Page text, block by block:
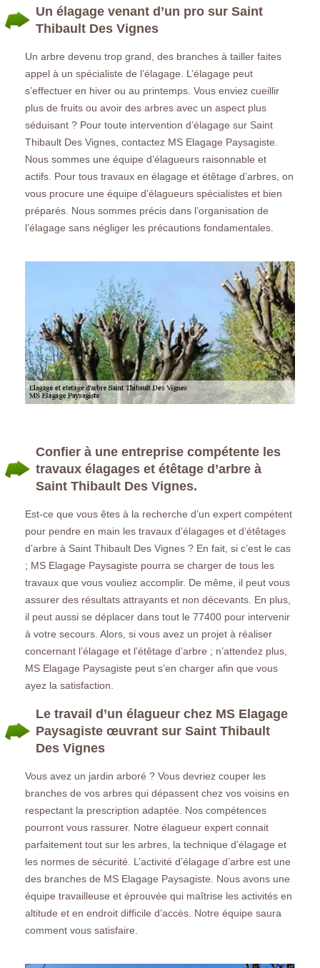
Un élagage venant d’un pro sur Saint
Thibault Des Vignes
Un arbre devenu trop grand, des branches à tailler faites
appel à un spécialiste de l’élagage. L’élagage peut
s’effectuer en hiver ou au printemps. Vous enviez cueillir
plus de fruits ou avoir des arbres avec un aspect plus
séduisant ? Pour toute intervention d’élagage sur Saint
Thibault Des Vignes, contactez MS Elagage Paysagiste.
Nous sommes une équipe d’élagueurs raisonnable et
actifs. Pour tous travaux en élagage et étêtage d’arbres, on
vous procure une équipe d’élagueurs spécialistes et bien
préparés. Nous sommes précis dans l’organisation de
l’élagage sans négliger les précautions fondamentales.
Confier à une entreprise compétente les
travaux élagages et étêtage d’arbre à
Saint Thibault Des Vignes.
Est-ce que vous êtes à la recherche d’un expert compétent
pour pendre en main les travaux d’élagages et d’étêtages
d’arbre à Saint Thibault Des Vignes ? En fait, si c’est le cas
; MS Elagage Paysagiste pourra se charger de tous les
travaux que vous vouliez accomplir. De même, il peut vous
assurer des résultats attrayants et non décevants. En plus,
il peut aussi se déplacer dans tout le 77400 pour intervenir
à votre secours. Alors, si vous avez un projet à réaliser
concernant l’élagage et l’étêtage d’arbre ; n’attendez plus,
MS Elagage Paysagiste peut s’en charger afin que vous
ayez la satisfaction.
Le travail d’un élagueur chez MS Elagage
Paysagiste œuvrant sur Saint Thibault
Des Vignes
Vous avez un jardin arboré ? Vous devriez couper les
branches de vos arbres qui dépassent chez vos voisins en
respectant la prescription adaptée. Nos compétences
pourront vous rassurer. Notre élagueur expert connait
parfaitement tout sur les arbres, la technique d’élagage et
les normes de sécurité. L’activité d’élagage d’arbre est une
des branches de MS Elagage Paysagiste. Nous avons une
équipe travailleuse et éprouvée qui maîtrise les activités en
altitude et en endroit difficile d’accès. Notre équipe saura
comment vous satisfaire.